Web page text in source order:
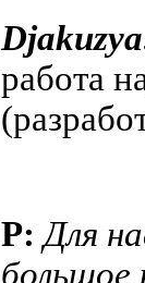
работа
P: Для
большое